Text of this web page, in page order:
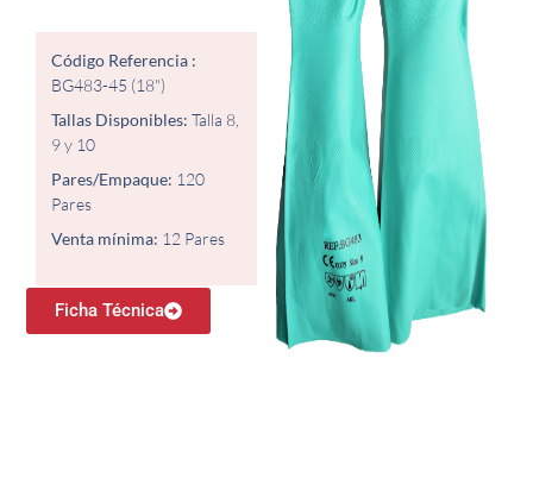
Código Referencia :
BG483-45 (18")
Tallas Disponibles:Talla 8,
9 y 10
Pares/Empaque: 120
Pares
Venta mínima: 12 Pares​
Ficha Técnica